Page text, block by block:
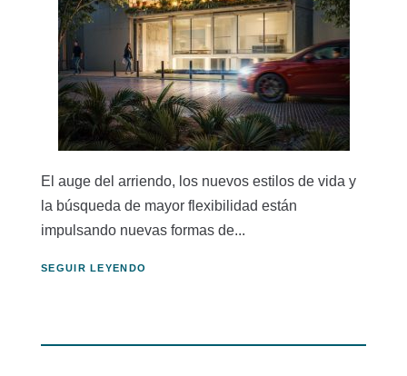
El auge del arriendo, los nuevos estilos de vida y
la búsqueda de mayor flexibilidad están
impulsando nuevas formas de...
SEGUIR LEYENDO